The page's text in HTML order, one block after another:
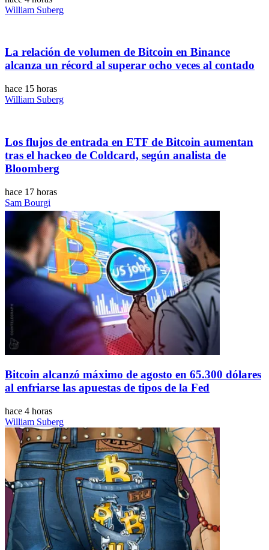
William Suberg
La relación de volumen de Bitcoin en Binance
alcanza un récord al superar ocho veces al contado
hace 15 horas
William Suberg
Los flujos de entrada en ETF de Bitcoin aumentan
tras el hackeo de Coldcard, según analista de
Bloomberg
hace 17 horas
Sam Bourgi
Bitcoin alcanzó máximo de agosto en 65.300 dólares
al enfriarse las apuestas de tipos de la Fed
hace 4 horas
William Suberg